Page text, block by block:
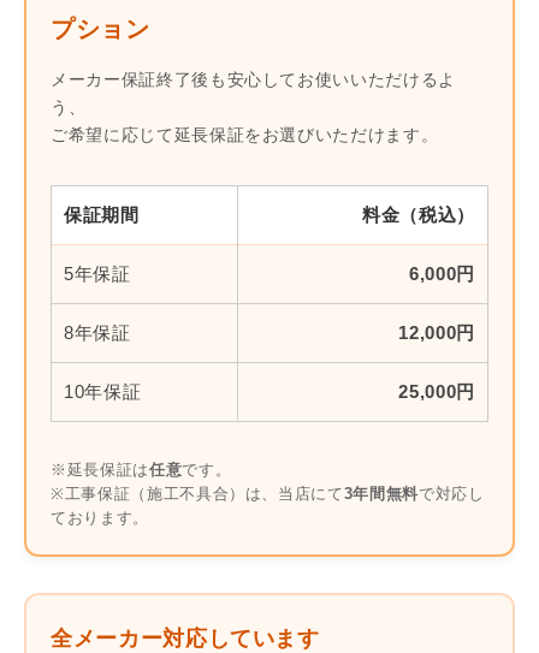
プション
メーカー保証終了後も安心してお使いいただけるよ
う、
ご希望に応じて延長保証をお選びいただけます。
保証期間 料金（税込）
5年保証 6,000円
8年保証 12,000円
10年保証 25,000円
※延長保証は任意です。
※工事保証（施工不具合）は、当店にて3年間無料で対応し
ております。
全メーカー対応しています